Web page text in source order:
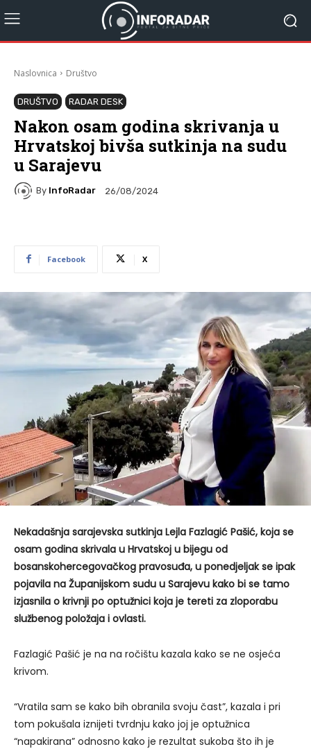
Naslovnica Društvo
DRUŠTVO RADAR DESK
Nakon osam godina skrivanja u
Hrvatskoj bivša sutkinja na sudu
u Sarajevu
By InfoRadar 26/08/2024
Facebook X
Nekadašnja sarajevska sutkinja Lejla Fazlagić Pašić, koja se
osam godina skrivala u Hrvatskoj u bijegu od
bosanskohercegovačkog pravosuđa, u ponedjeljak se ipak
pojavila na Županijskom sudu u Sarajevu kako bi se tamo
izjasnila o krivnji po optužnici koja je tereti za zloporabu
službenog položaja i ovlasti.
Fazlagić Pašić je na na ročištu kazala kako se ne osjeća
krivom.
“Vratila sam se kako bih obranila svoju čast”, kazala i pri
tom pokušala iznijeti tvrdnju kako joj je optužnica
“napakirana” odnosno kako je rezultat sukoba što ih je